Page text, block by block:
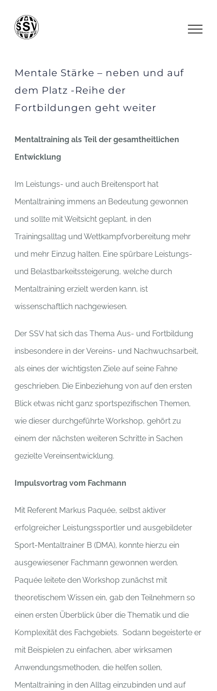
Inhalt
Mentale Stärke – neben und auf
dem Platz -Reihe der
Fortbildungen geht weiter
Mentaltraining als Teil der gesamtheitlichen
Entwicklung
Im Leistungs- und auch Breitensport hat
Mentaltraining immens an Bedeutung gewonnen
und sollte mit Weitsicht geplant, in den
Trainingsalltag und Wettkampfvorbereitung mehr
und mehr Einzug halten. Eine spürbare Leistungs-
und Belastbarkeitssteigerung, welche durch
Mentaltraining erzielt werden kann, ist
wissenschaftlich nachgewiesen.
Der SSV hat sich das Thema Aus- und Fortbildung
insbesondere in der Vereins- und Nachwuchsarbeit,
als eines der wichtigsten Ziele auf seine Fahne
geschrieben. Die Einbeziehung von auf den ersten
Blick etwas nicht ganz sportspezifischen Themen,
wie dieser durchgeführte Workshop, gehört zu
einem der nächsten weiteren Schritte in Sachen
gezielte Vereinsentwicklung.
Impulsvortrag vom Fachmann
Mit Referent Markus Paquée, selbst aktiver
erfolgreicher Leistungssportler und ausgebildeter
Sport-Mentaltrainer B (DMA), konnte hierzu ein
ausgewiesener Fachmann gewonnen werden.
Paquée leitete den Workshop zunächst mit
theoretischem Wissen ein, gab den Teilnehmern so
einen ersten Überblick über die Thematik und die
Komplexität des Fachgebiets. Sodann begeisterte er
mit Beispielen zu einfachen, aber wirksamen
Anwendungsmethoden, die helfen sollen,
Mentaltraining in den Alltag einzubinden und auf